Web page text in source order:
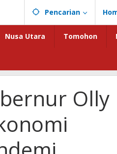
Pencarian
Nusa Utara Tomohon
Olly